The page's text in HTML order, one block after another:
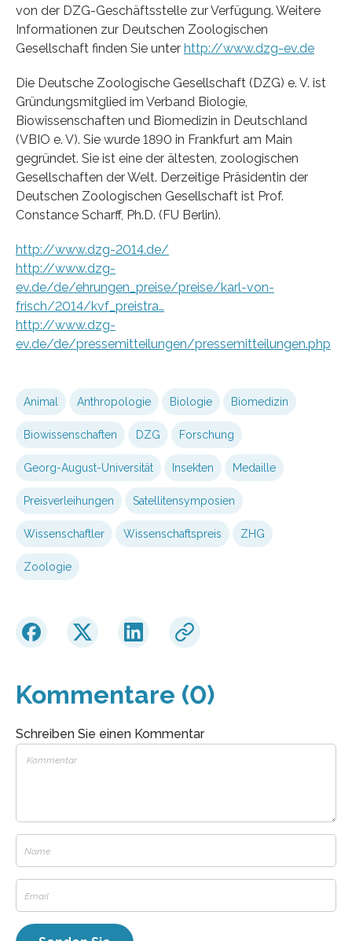
von der DZG-Geschäftsstelle zur Verfügung. Weitere
Informationen zur Deutschen Zoologischen
Gesellschaft finden Sie unter http://www.dzg-ev.de
Die Deutsche Zoologische Gesellschaft (DZG) e. V. ist
Gründungsmitglied im Verband Biologie,
Biowissenschaften und Biomedizin in Deutschland
(VBIO e. V). Sie wurde 1890 in Frankfurt am Main
gegründet. Sie ist eine der ältesten, zoologischen
Gesellschaften der Welt. Derzeitige Präsidentin der
Deutschen Zoologischen Gesellschaft ist Prof.
Constance Scharff, Ph.D. (FU Berlin).
http://www.dzg-2014.de/
http://www.dzg-
ev.de/de/ehrungen_preise/preise/karl-von-
frisch/2014/kvf_preistra…
http://www.dzg-
ev.de/de/pressemitteilungen/pressemitteilungen.php
Animal Anthropologie Biologie Biomedizin
Biowissenschaften DZG Forschung
Georg-August-Universität Insekten Medaille
Preisverleihungen Satellitensymposien
Wissenschaftler Wissenschaftspreis ZHG
Zoologie
Kommentare (0)
Schreiben Sie einen Kommentar